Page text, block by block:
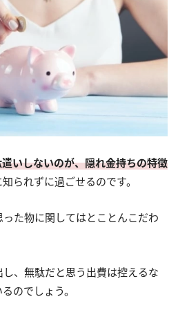
いしないのが、隠れ金持ちの特徴
られずに過ごせるのです。
た物に関してはとことんこだわ
、無駄だと思う出費は控えるな
のでしょう。